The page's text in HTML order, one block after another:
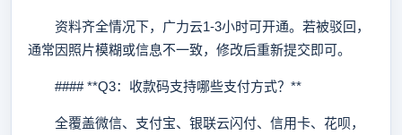
资料齐全情况下，广力云1-3小时可开通。若被驳回，
通常因照片模糊或信息不一致，修改后重新提交即可。
#### **Q3：收款码支持哪些支付方式？**
全覆盖微信、支付宝、银联云闪付、信用卡、花呗，